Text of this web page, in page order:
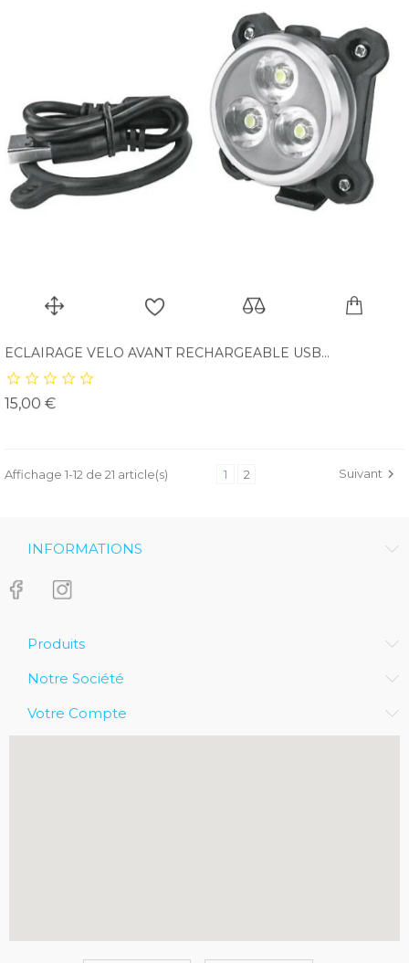
ECLAIRAGE VELO AVANT RECHARGEABLE USB...
15,00 €Prix
Affichage 1-12 de 21 article(s) 1 2 Suivant 
INFORMATIONS
Produits
Notre Société
Votre Compte